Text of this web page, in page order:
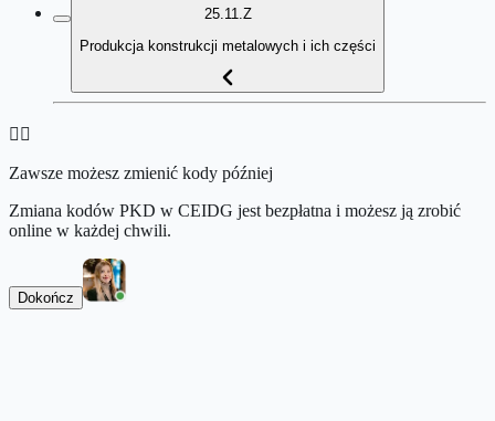
25.11.Z
Produkcja konstrukcji metalowych i ich części
👉🏻
Zawsze możesz zmienić kody później
Zmiana kodów PKD w CEIDG jest bezpłatna i możesz ją zrobić
online w każdej chwili.
Dokończ